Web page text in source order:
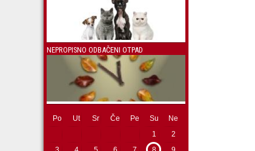
NEPROPISNO ODBAČENI OTPAD
Po Ut Sr Če Pe Su
Ne
1
2